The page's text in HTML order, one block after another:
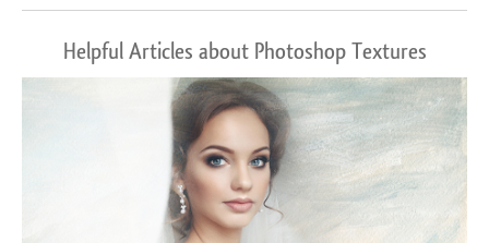
Helpful Articles about Photoshop Textures